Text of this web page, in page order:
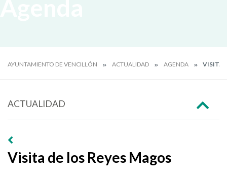
AYUNTAMIENTO DE VENCILLÓN ACTUALIDAD AGENDA VISITA
ACTUALIDAD
Visita de los Reyes Magos